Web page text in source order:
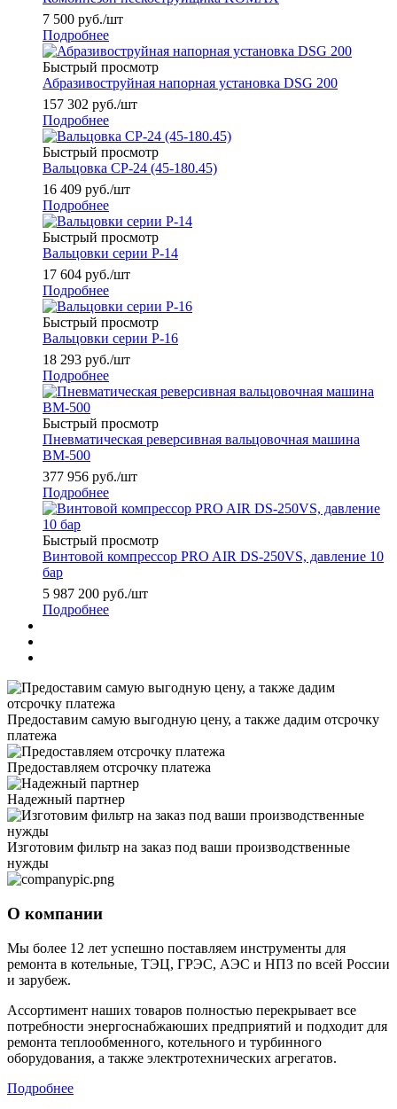
7 500 руб./шт
Подробнее
Быстрый просмотр
Абразивоструйная напорная установка DSG 200
157 302 руб./шт
Подробнее
Быстрый просмотр
Вальцовка СР-24 (45-180.45)
16 409 руб./шт
Подробнее
Быстрый просмотр
Вальцовки серии Р-14
17 604 руб./шт
Подробнее
Быстрый просмотр
Вальцовки серии Р-16
18 293 руб./шт
Подробнее
Быстрый просмотр
Пневматическая реверсивная вальцовочная машина
ВМ-500
377 956 руб./шт
Подробнее
Быстрый просмотр
Винтовой компрессор PRO AIR DS-250VS, давление 10
бар
5 987 200 руб./шт
Подробнее
Предоставим самую выгодную цену, а также дадим отсрочку
платежа
Предоставляем отсрочку платежа
Надежный партнер
Изготовим фильтр на заказ под ваши производственные
нужды
О компании
Мы более 12 лет успешно поставляем инструменты для
ремонта в котельные, ТЭЦ, ГРЭС, АЭС и НПЗ по всей России
и зарубеж.
Ассортимент наших товаров полностью перекрывает все
потребности энергоснабжаюших предприятий и подходит для
ремонта теплообменного, котельного и турбинного
оборудования, а также электротехнических агрегатов.
Подробнее